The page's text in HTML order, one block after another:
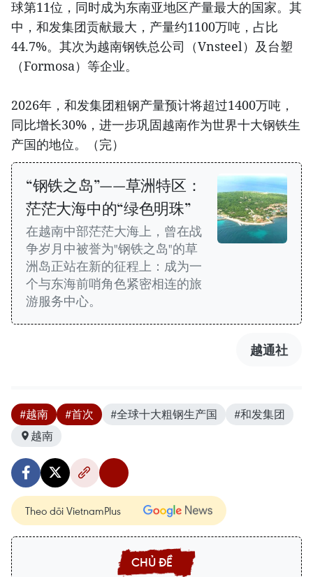
球第11位，同时成为东南亚地区产量最大的国家。其
中，和发集团贡献最大，产量约1100万吨，占比
44.7%。其次为越南钢铁总公司（Vnsteel）及台塑
（Formosa）等企业。
2026年，和发集团粗钢产量预计将超过1400万吨，
同比增长30%，进一步巩固越南作为世界十大钢铁生
产国的地位。（完）
“钢铁之岛”——草洲特区：
茫茫大海中的“绿色明珠”
在越南中部茫茫大海上，曾在战
争岁月中被誉为"钢铁之岛"的草
洲岛正站在新的征程上：成为一
个与东海前哨角色紧密相连的旅
游服务中心。
越通社
#越南 #首次 #全球十大粗钢生产国
#和发集团
越南
Theo dõi VietnamPlus